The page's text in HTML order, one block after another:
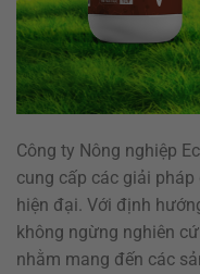
Công ty Nông nghiệp
cung cấp các giải
hiện đại. Với định
không ngừng nghiên
nhằm mang đến các